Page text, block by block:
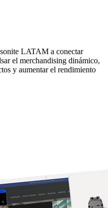
LATAM a conectar
el merchandising dinámico,
y aumentar el rendimiento